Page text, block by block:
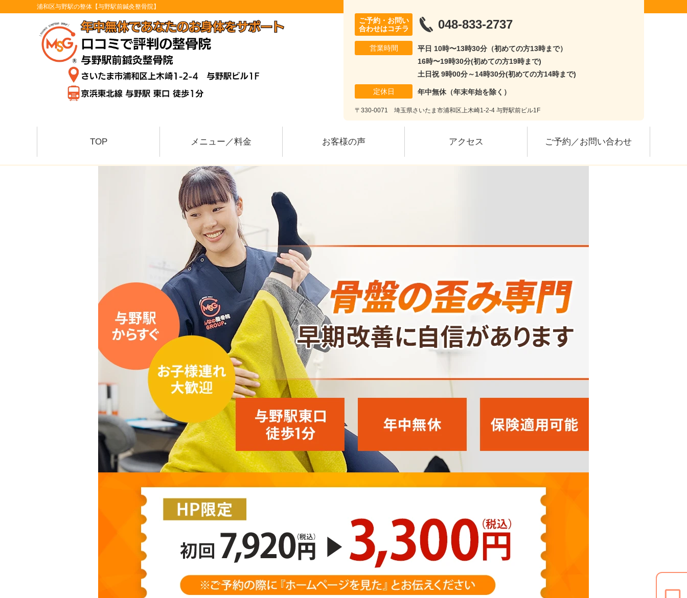
浦和区与野駅の整体【与野駅前鍼灸整骨院】
ご予約・お問い
合わせはコチラ
048-833-2737
営業時間
平日 10時〜13時30分（初めての方13時まで）
16時〜19時30分(初めての方19時まで)
土日祝 9時00分～14時30分(初めての方14時まで)
定休日 年中無休（年末年始を除く）
〒330-0071 埼玉県さいたま市浦和区上木崎1-2-4 与野駅前ビル1F
TOP メニュー／料金 お客様の声 アクセス ご予約／お問い合わせ